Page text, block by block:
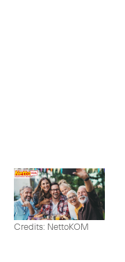
Credits: NettoKOM